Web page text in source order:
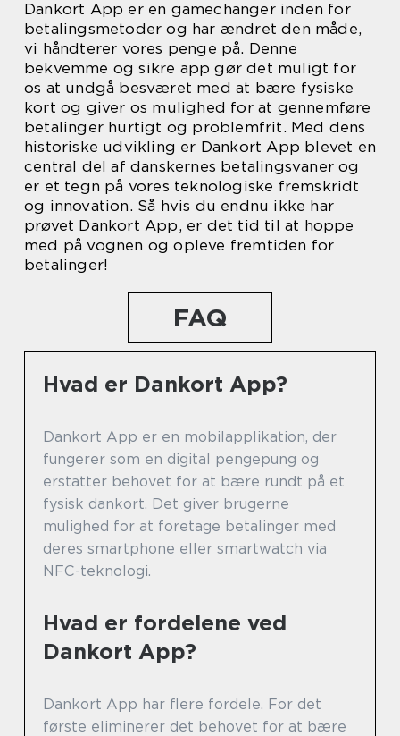
Dankort App er en gamechanger inden for
betalingsmetoder og har ændret den måde,
vi håndterer vores penge på. Denne
bekvemme og sikre app gør det muligt for
os at undgå besværet med at bære fysiske
kort og giver os mulighed for at gennemføre
betalinger hurtigt og problemfrit. Med dens
historiske udvikling er Dankort App blevet en
central del af danskernes betalingsvaner og
er et tegn på vores teknologiske fremskridt
og innovation. Så hvis du endnu ikke har
prøvet Dankort App, er det tid til at hoppe
med på vognen og opleve fremtiden for
betalinger!
FAQ
Hvad er Dankort App?
Dankort App er en mobilapplikation, der
fungerer som en digital pengepung og
erstatter behovet for at bære rundt på et
fysisk dankort. Det giver brugerne
mulighed for at foretage betalinger med
deres smartphone eller smartwatch via
NFC-teknologi.
Hvad er fordelene ved
Dankort App?
Dankort App har flere fordele. For det
første eliminerer det behovet for at bære